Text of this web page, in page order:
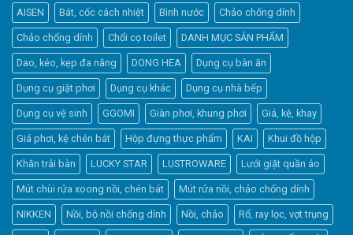
AISEN Bát, cốc cách nhiệt Bình nước Chảo chống dính
Chảo chống dính Chổi cọ toilet DANH MỤC SẢN PHẨM
Dao, kéo, kẹp đa năng DONG HEA Dụng cụ bàn ăn
Dụng cụ giặt phơi Dụng cụ khác Dụng cụ nhà bếp
Dụng cụ vệ sinh GGOMI Giàn phơi, khung phơi Giá, kệ, khay
Giá phơi, kệ chén bát Hộp đựng thực phẩm KAI Khui đồ hộp
Khăn trải bàn LUCKY STAR LUSTROWARE Lưới giặt quần áo
Mút chùi rửa xoong nồi, chén bát Mút rửa nồi, chảo chống dính
NIKKEN Nồi, bộ nồi chống dính Nồi, chảo Rổ, ray lọc, vợt trụng
Elfsight
Typically replies within a day